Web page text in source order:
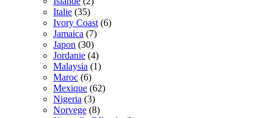
Italie (35)
Ivory Coast (6)
Jamaica (7)
Japon (30)
Jordanie (4)
Malaysia (1)
Maroc (6)
Mexique (62)
Nigeria (3)
Norvege (8)